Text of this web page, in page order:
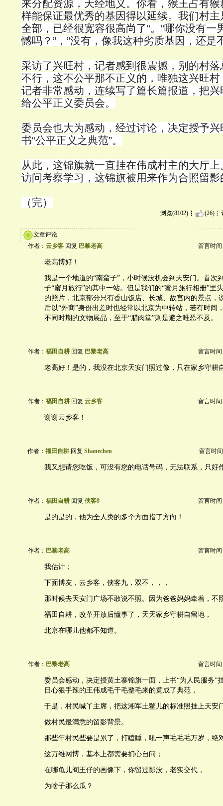
来分配资源，天经地义。你看，猴王占有
样能保证最优秀的基因得以延续。我们村
全部，已经很宽容很高尚了“。“哪你没有一
憾吗？”，”没有，像我这种劣质基因，还是
采访了兴旺村，记者感到很震撼，别的村
不行，这不公平那不正义的，唯独这兴旺
记者非常感动，连续写了篇长篇报道，把
给公平正义委员会。
委员会也大为感动，经过讨论，决定授予
书“公平正义之典范”。
从此，这锦旗就一直挂在伟成村主的大厅
访问考察学习，这锦旗被用来作为合照留影
（完）
浏览(8102) (26)
文章评论
作者： 云乡客 回复 巴黎老高 留言时间
老高博好！
我是一个地道的“南蛮子”，小时候没机会到天安门。首次
子“蜜月旅行”的其中一站。但是我们的“蜜月旅行相册”里
的照片，北京部分只有香山饭店、长城、故宫内的景点，
后以“外商”身份出差时也经常以北京为中转站，若有时间
不同时期的文物展品，至于“腊肉堂”则是避之唯恐不及。
作者： 福田自耕 回复 巴黎老高 留言时间
老高好！是的，我没在北京天安门照过像，只在家乡守耕
作者： 福田自耕 回复 云乡客 留言时间
谢谢云乡客！
作者： 福田自耕 回复 Shanechen 留言时
我又想请您吃饭，可没有您的电话号码，无法联系，只好
作者： 福田自耕 回复 侠客9 留言时间
是的是的，他为全人类的多个方面指了方向！
作者： 巴黎老高 留言时间
我估计；
下面博友，云乡客，侠客九，双不，，，
那时候去天安门广场不敢说不照。因为爸爸妈妈牵着，不
福田自耕，改革开放后懂事了，天天家乡守耕自留地，
北京在哪儿他都不知道。
作者： 巴黎老高 留言时间
委员会感动，决定授黄土寨锦旗一面，上书“为人民服务”
日心狠手辣的王伟成毛干毛整毛来的竟成了典范，
于是，村民喊丫主席，把这湘军土鳖儿的标准照挂上天安
做村民最满意的留影背景。
那些年村民些要是累了，打瞌睡，吼一声毛毛毛万岁，绝
这万维网博，基本上都需要扪心自问；
在哪龟儿阎王仔的画像下，你留过影没，老实交代，
为啥子那么瓜？